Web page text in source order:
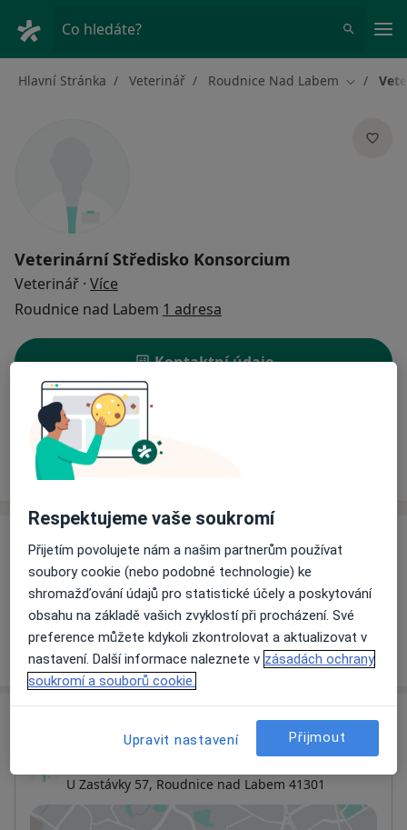
Co hledáte?
Hlavní Stránka Veterinář Roudnice Nad Labem Změna
Veterinární Středisko Konsorcium
Veterinář · Více
Roudnice nad Labem 1 adresa
Kontaktní údaje
Rezervovat termín
Ceník
Ceník
Informace o službách a cenách nejsou k dispozici
Tento specialista ještě nepřidával žádné informace o
svých službách.
U Zastávky 57, Roudnice nad Labem 41301
Respektujeme vaše soukromí
Přijetím povolujete nám a našim partnerům používat
soubory cookie (nebo podobné technologie) ke
shromažďování údajů pro statistické účely a poskytování
obsahu na základě vašich zvyklostí při procházení. Své
preference můžete kdykoli zkontrolovat a aktualizovat v
nastavení. Další informace naleznete v zásadách ochrany
soukromí a souborů cookie.
Upravit nastavení Přijmout